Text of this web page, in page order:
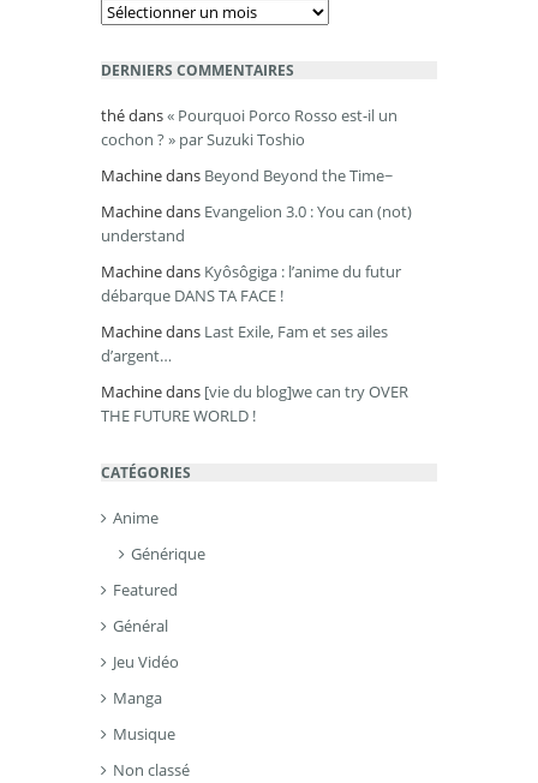
DERNIERS COMMENTAIRES
thédans« Pourquoi Porco Rosso est-il un
cochon ? » par Suzuki Toshio
Machinedans Beyond Beyond the Time~
Machinedans Evangelion 3.0 : You can (not)
understand
Machinedans Kyôsôgiga : l’anime du futur
débarque DANS TA FACE !
Machinedans Last Exile, Fam et ses ailes
d’argent…
Machinedans [vie du blog]we can try OVER
THE FUTURE WORLD !
CATÉGORIES
Anime
Générique
Featured
Général
Jeu Vidéo
Manga
Musique
Non classé